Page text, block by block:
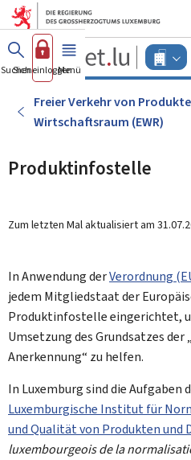
ZumZum
Guichet.lu
Suchen
Sich einloggen
Menü Haupt-
Freier Verkehr von
Wirtschaftsraum (EWR)
Produktinfostelle
Zum letzten Mal aktualisiert am
In Anwendung derVerordnung
jedem Mitgliedstaat der
Produktinfostelle eingerichtet,
Umsetzung des Grundsatzes der
Anerkennung“ zu helfen.
In Luxemburg sind die
Luxemburgische Institut für
und Qualität von Produkten und
luxembourgeois de la